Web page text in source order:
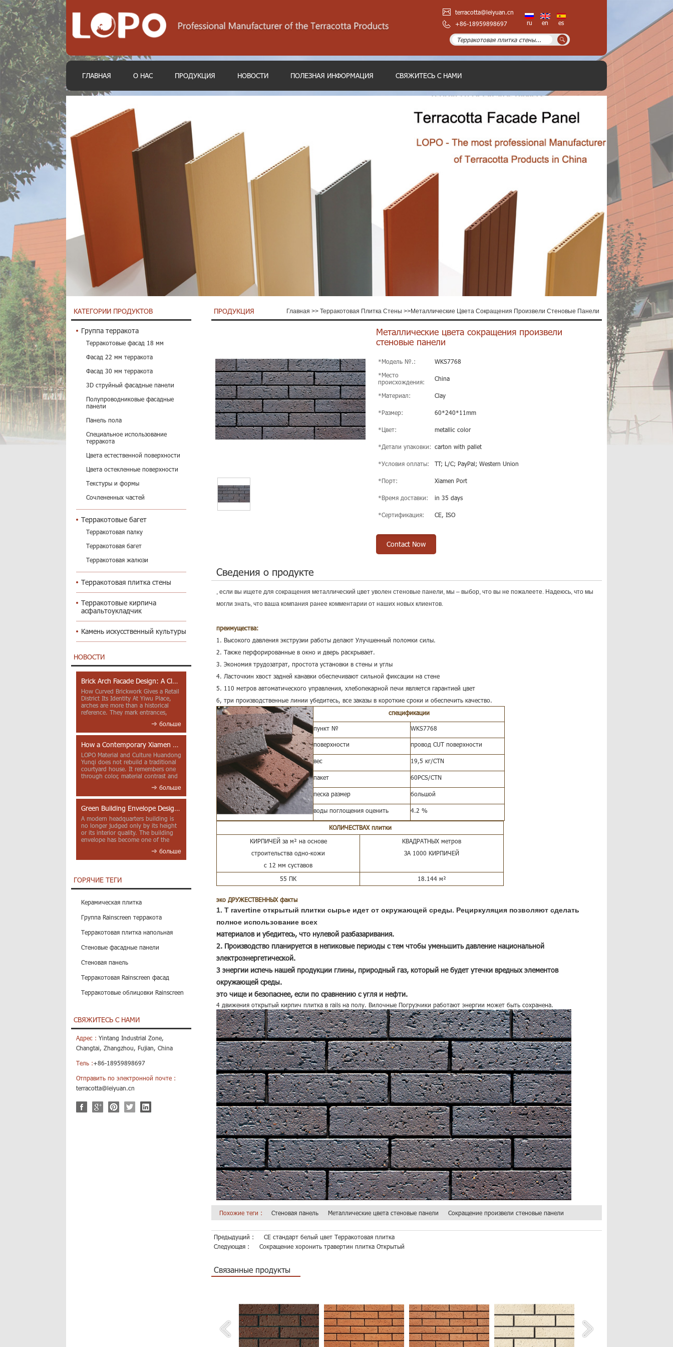
terracotta@leiyuan.cn
+86-18959898697
ru en es
ГЛАВНАЯ О НАС ПРОДУКЦИЯ НОВОСТИ ПОЛЕЗНАЯ ИНФОРМАЦИЯ СВЯЖИТЕСЬ С НАМИ
КАТЕГОРИИ ПРОДУКТОВ
Группа терракота
Терракотовые фасад 18 мм
Фасад 22 мм терракота
Фасад 30 мм терракота
3D струйный фасадные панели
Полупроводниковые фасадные
панели
Панель пола
Специальное использование
терракота
Цвета естественной поверхности
Цвета остекленные поверхности
Текстуры и формы
Сочлененных частей
Терракотовые багет
Терракотовая палку
Терракотовая багет
Терракотовая жалюзи
Терракотовая плитка стены
Терракотовые кирпича
асфальтоукладчик
Камень искусственный культуры
НОВОСТИ
Brick Arch Facade Design: A Closer Look at Yiwu Place
How Curved Brickwork Gives a Retail
District Its Identity At Yiwu Place,
arches are more than a historical
reference. They mark entrances,
больше
How a Contemporary Xiamen Project Reframes Minnan Red Brick
LOPO Material and Culture Huandong
Yunqi does not rebuild a traditional
courtyard house. It remembers one
through color, material contrast and
больше
Green Building Envelope Design: Clay Sunscreen Fins for Modern Headquarters Architecture
A modern headquarters building is
no longer judged only by its height
or its interior quality. The building
envelope has become one of the
больше
ГОРЯЧИЕ ТЕГИ
Керамическая плитка
Группа Rainscreen терракота
Терракотовая плитка напольная
Стеновые фасадные панели
Стеновая панель
Терракотовая Rainscreen фасад
Терракотовые облицовки Rainscreen
СВЯЖИТЕСЬ С НАМИ
Адрес : Yintang Industrial Zone,
Changtai, Zhangzhou, Fujian, China
Тель :+86-18959898697
Отправить по электронной почте :
terracotta@leiyuan.cn
ПРОДУКЦИЯ Главная >> Терракотовая Плитка Стены >>Металлические Цвета Сокращения Произвели Стеновые Панели
Металлические цвета сокращения произвели
стеновые панели
*Модель №.:
WKS7768
*Место
происхождения:
China
*Материал: Clay
*Размер: 60*240*11mm
*Цвет: metallic color
*Детали упаковки: carton with pallet
*Условия оплаты: TT; L/C; PayPal; Western Union
*Порт: Xiamen Port
*Время доставки: in 35 days
*Сертификация: CE, ISO
Contact Now
Сведения о продукте
, если вы ищете для сокращения металлический цвет уволен стеновые панели, мы – выбор, что вы не пожалеете. Надеюсь, что мы
могли знать, что ваша компания ранее комментарии от наших новых клиентов.
преимущества:
1. Высокого давления экструзии работы делают Улучшенный поломки силы.
2. Также перфорированные в окно и дверь раскрывает.
3. Экономия трудозатрат, простота установки в стены и углы
4. Ласточкин хвост задней канавки обеспечивают сильной фиксации на стене
5. 110 метров автоматического управления, хлебопекарной печи является гарантией цвет
6, три производственные линии убедитесь, все заказы в короткие сроки и обеспечить качество.
спецификации
пункт № WKS7768
поверхности провод CUT поверхности
вес 19,5 кг/CTN
пакет 60PCS/CTN
песка размер большой
воды поглощения оценить 4.2 %
КОЛИЧЕСТВАХ плитки
КИРПИЧЕЙ за м² на основе
строительства одно-кожи
с 12 мм суставов
КВАДРАТНЫХ метров
ЗА 1000 КИРПИЧЕЙ
55 ПК 18.144 м²
эко ДРУЖЕСТВЕННЫХ факты
1. T ravertine открытый плитки сырье идет от окружающей среды. Рециркуляция позволяют сделать
полное использование всех
материалов и убедитесь, что нулевой разбазаривания.
2. Производство планируется в непиковые периоды с тем чтобы уменьшить давление национальной
электроэнергетической.
3 энергии испечь нашей продукции глины, природный газ, который не будет утечки вредных элементов
окружающей среды.
это чище и безопаснее, если по сравнению с угля и нефти.
4 движения открытый кирпич плитка в rails на полу. Вилочные Погрузчики работают энергии может быть сохранена.
Похожие теги : Стеновая панель Металлические цвета стеновые панели Сокращение произвели стеновые панели
Предыдущий :
CE стандарт белый цвет Терракотовая плитка
Следующая :
Сокращение хоронить травертин плитка Открытый
Связанные продукты